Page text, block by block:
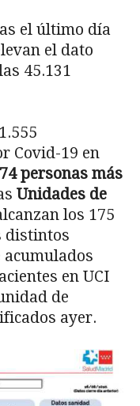
el último día
el dato
45.131
Covid-19 en
74 personas más
Unidades de
los 175
distintos
en UCI
de
ayer.